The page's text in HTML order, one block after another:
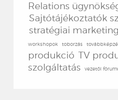
Relations
Sajtótájékoztatók
stratégiai marketing
workshopok toborzás
produkció TV
szolgáltatás
vezetői